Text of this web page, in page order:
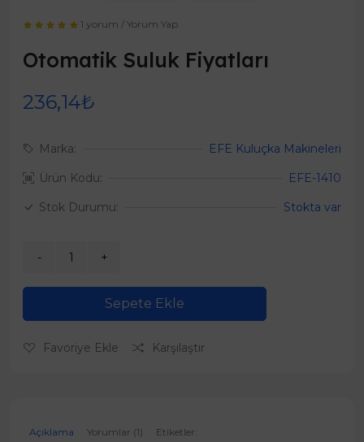
1 yorum /Yorum Yap
Otomatik Suluk Fiyatları
236,14₺
Marka:
EFE Kuluçka Makineleri
Ürün Kodu:
EFE-1410
Stok Durumu:
Stokta var
Sepete Ekle
Favoriye Ekle Karşılaştır
Açıklama Yorumlar (1) Etiketler: